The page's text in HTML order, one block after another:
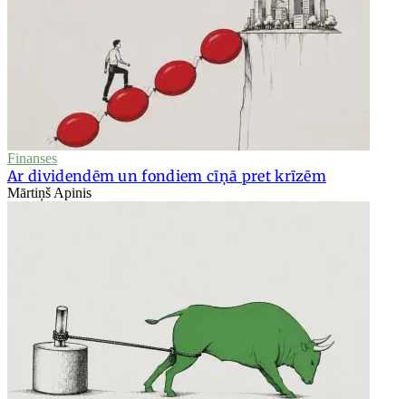
Finanses
Ar dividendēm un fondiem cīņā pret krīzēm
Mārtiņš Apinis